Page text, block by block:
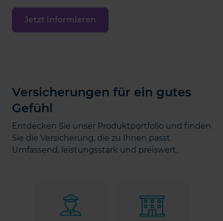
Jetzt informieren
Versicherungen für ein gutes
Gefühl
Entdecken Sie unser Produktportfolio und finden
Sie die Versicherung, die zu Ihnen passt.
Umfassend, leistungsstark und preiswert.